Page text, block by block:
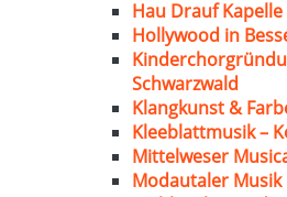
Hau Drauf Kapelle
Hollywood in
Schwarzwald
Klangkunst &
Kleeblattmusik –
Mittelweser
Modautaler